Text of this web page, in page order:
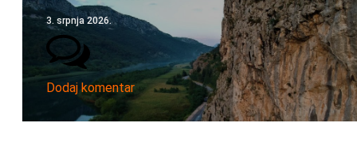
3. srpnja 2026.
Dodaj komentar